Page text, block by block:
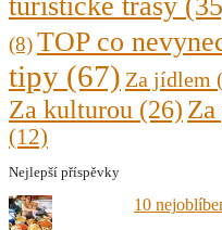
turistické trasy
(8)TOP co
tipy (67) Za jídlem
Za kulturou (26)
(12)
Nejlepší příspěvky
10